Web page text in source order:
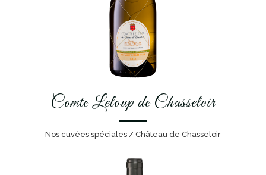
Comte Leloup de Chasseloir
Nos cuvées spéciales / Château de Chasseloir